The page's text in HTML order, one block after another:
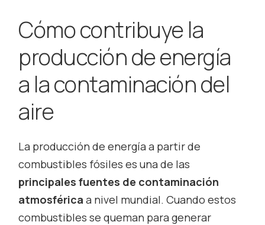
Cómo contribuye la
producción de energía
a la contaminación del
aire
La producción de energía a partir de
combustibles fósiles es una de las
principales fuentes de contaminación
atmosférica a nivel mundial. Cuando estos
combustibles se queman para generar